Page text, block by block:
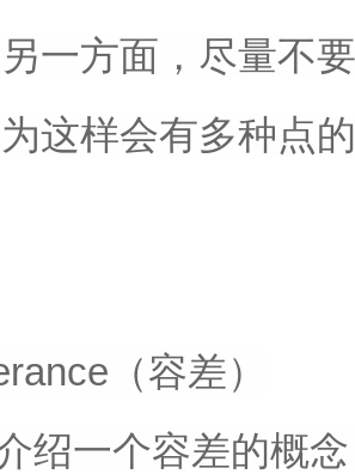
一方面，尽量不
这样会有多种点
（容差）
绍一个容差的概